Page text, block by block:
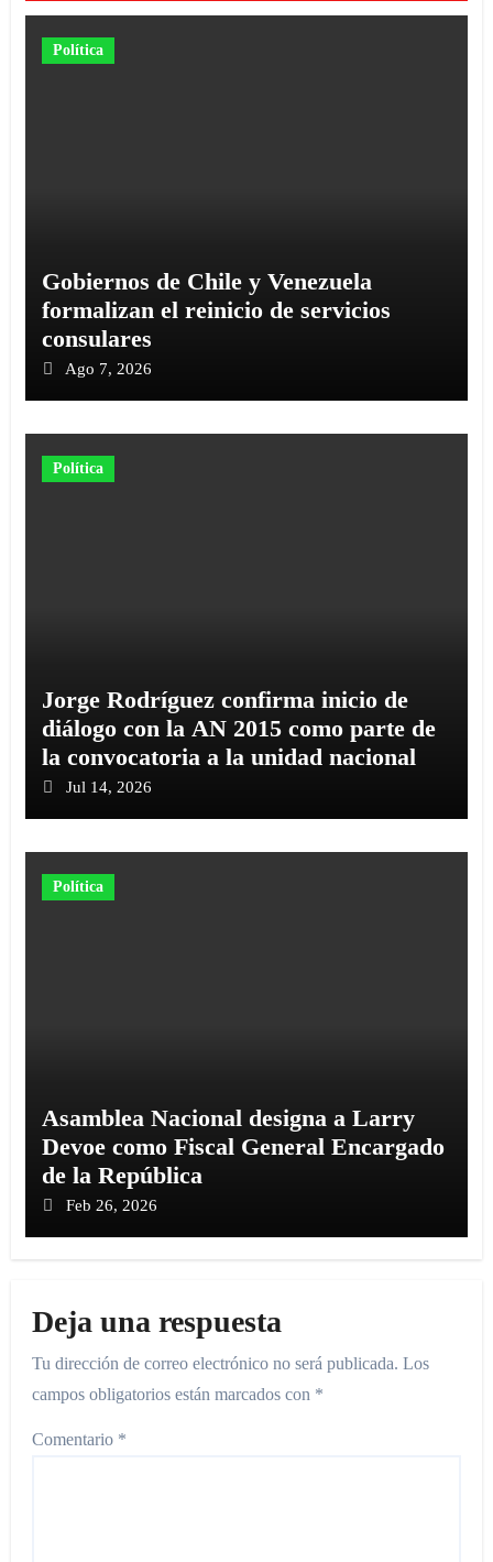
Política
Gobiernos de Chile y Venezuela
formalizan el reinicio de servicios
consulares
Ago 7, 2026
Política
Jorge Rodríguez confirma inicio de
diálogo con la AN 2015 como parte de
la convocatoria a la unidad nacional
Jul 14, 2026
Política
Asamblea Nacional designa a Larry
Devoe como Fiscal General Encargado
de la República
Feb 26, 2026
Deja una respuesta
Tu dirección de correo electrónico no será publicada. Los
campos obligatorios están marcados con *
Comentario *